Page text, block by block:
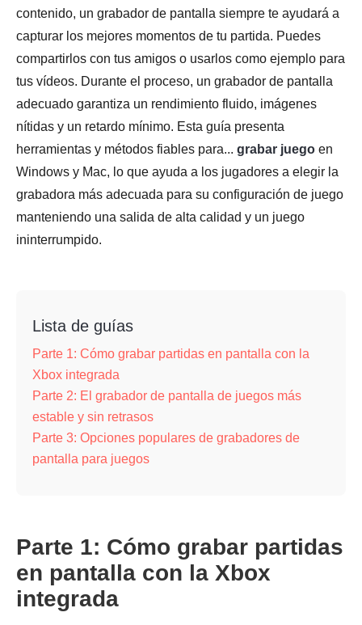
contenido, un grabador de pantalla siempre te ayudará a
capturar los mejores momentos de tu partida. Puedes
compartirlos con tus amigos o usarlos como ejemplo para
tus vídeos. Durante el proceso, un grabador de pantalla
adecuado garantiza un rendimiento fluido, imágenes
nítidas y un retardo mínimo. Esta guía presenta
herramientas y métodos fiables para... grabar juego en
Windows y Mac, lo que ayuda a los jugadores a elegir la
grabadora más adecuada para su configuración de juego
manteniendo una salida de alta calidad y un juego
ininterrumpido.
Lista de guías
Parte 1: Cómo grabar partidas en pantalla con la
Xbox integrada
Parte 2: El grabador de pantalla de juegos más
estable y sin retrasos
Parte 3: Opciones populares de grabadores de
pantalla para juegos
Parte 1: Cómo grabar partidas
en pantalla con la Xbox
integrada